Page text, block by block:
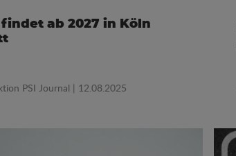
findet ab 2027 in Köln
PSI Journal | 12.08.2025